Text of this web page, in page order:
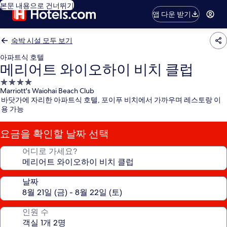
본문 내용으로 건너뛰기
앱 다운 받기
숙박 시설 모두 보기
아파트식 호텔
메리어트 와이오하이 비치 클럽
4.0
성
급
숙
시
설
Marriott's Waiohai Beach Club
바닷가에 자리한 아파트식 호텔, 포이푸 비치에서 가까우며 레스토랑 이
용 가능
요금을 확인할 날짜 선택
어디로 가세요?
날짜
인원 수